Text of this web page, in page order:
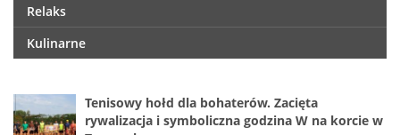
Relaks
Kulinarne
Tenisowy hołd dla bohaterów. Zacięta
rywalizacja i symboliczna godzina W na korcie w